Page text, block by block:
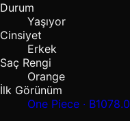
Durum
Yaşıyor
Cinsiyet
Erkek
Saç Rengi
Orange
İlk Görünüm
One Piece · B1078.0